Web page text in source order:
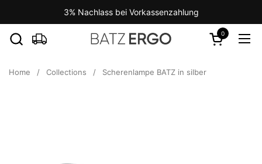
3% Nachlass bei Vorkassenzahlung
Open cart
0
Home / Collections / Scherenlampe BATZ in silber